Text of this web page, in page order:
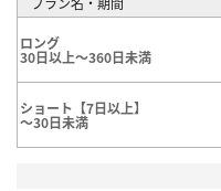
ロング
30日以上～360日未満
ショート【7日以上】
～30日未満